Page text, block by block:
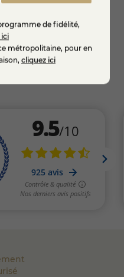
de fidélité,
ici
métropolitaine, pour en
cliquez ici